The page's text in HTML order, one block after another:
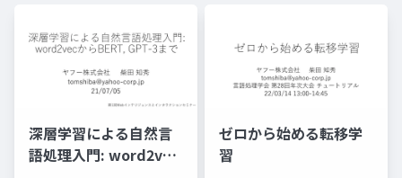
深層学習による自然言
語処理入門: word2vec
ゼロから始める転移学
習